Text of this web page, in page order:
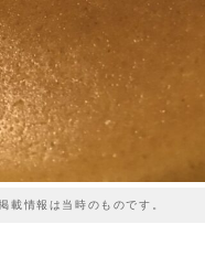
載情報は当時のものです。